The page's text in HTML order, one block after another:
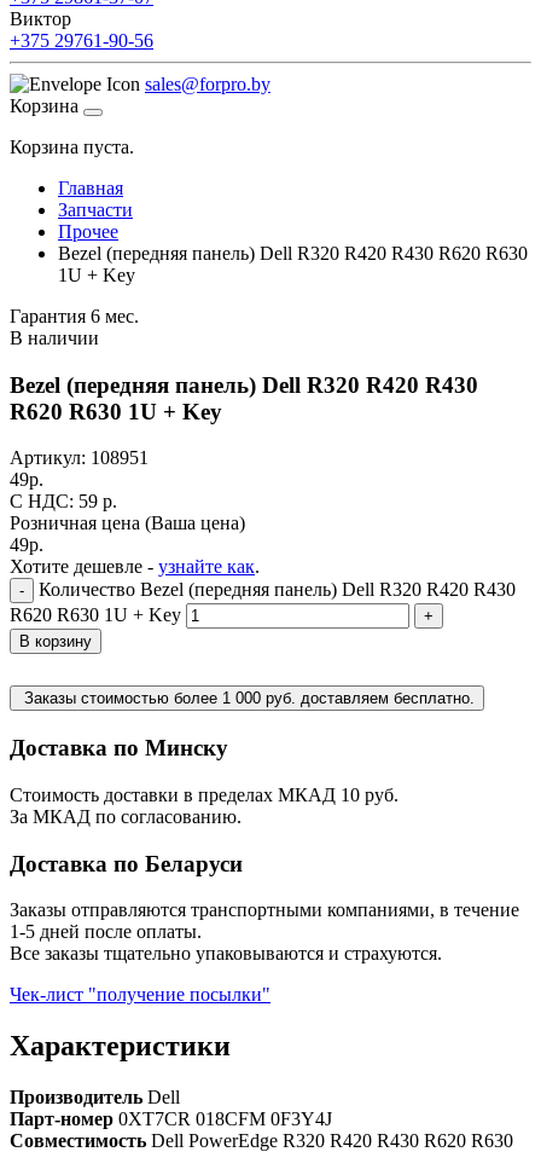
Виктор
+375 29761-90-56
sales@forpro.by
Корзина
Корзина пуста.
Главная
Запчасти
Прочее
Bezel (передняя панель) Dell R320 R420 R430 R620 R630
1U + Key
Гарантия 6 мес.
В наличии
Bezel (передняя панель) Dell R320 R420 R430
R620 R630 1U + Key
Артикул: 108951
49р.
C НДС: 59 р.
Розничная цена (Ваша цена)
49р.
Хотите дешевле - узнайте как.
-
Количество Bezel (передняя панель) Dell R320 R420 R430
R620 R630 1U + Key
+
В корзину
Заказы стоимостью более 1 000 руб. доставляем бесплатно.
Доставка по Минску
Стоимость доставки в пределах МКАД 10 руб.
За МКАД по согласованию.
Доставка по Беларуси
Заказы отправляются транспортными компаниями, в течение
1-5 дней после оплаты.
Все заказы тщательно упаковываются и страхуются.
Чек-лист "получение посылки"
Характеристики
Производитель Dell
Парт-номер 0XT7CR 018CFM 0F3Y4J
Совместимость Dell PowerEdge R320 R420 R430 R620 R630